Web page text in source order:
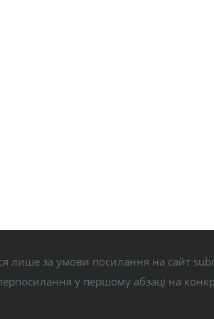
лише за умови посилання на сайт
у першому абзаці на